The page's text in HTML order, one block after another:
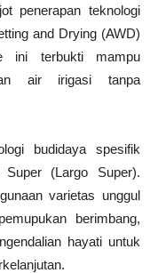
penerapan teknologi
and Drying (AWD)
ini terbukti mampu
air irigasi tanpa
budidaya spesifik
(Largo Super).
varietas unggul
berimbang,
hayati untuk